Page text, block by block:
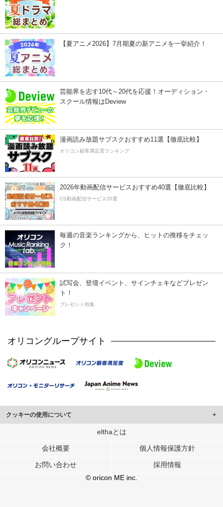
【夏アニメ2026】7月期夏の新アニメを一挙紹介！
芸能界を志す10代～20代を応援！オーディション・
スクール情報はDeview
漫画読み放題サブスクおすすめ11選【徹底比較】
オリコン顧客満足度ランキング
2026年動画配信サービスおすすめ40選【徹底比較】
CS動画配信サービス20選
毎週の音楽ランキングから、ヒットの推移をチェッ
ク！
試写会、登壇イベント、サインチェキなどプレゼン
ト！
プレゼント特集
オリコングループサイト
クッキーの使用について
このサイトでは Cookie を使用して、ユーザーに合わせたコンテンツや広告の
行っています。
メディアや広告配信、データ解析の各パートナーに提供しています。
ユーザーが各パートナーのサービスを使用したときに収集した他の情報を組み
elthaとは
会社概要 個人情報保護方針
お問い合わせ
採用情報
© oricon ME inc.